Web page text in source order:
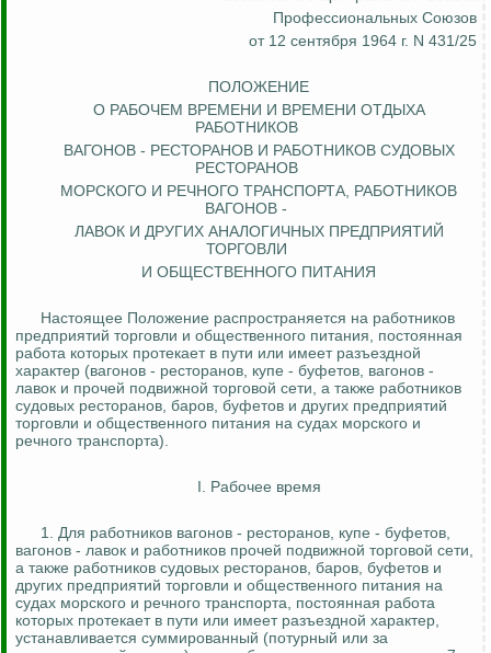
Профессиональных Союзов
от 12 сентября 1964 г. N 431/25
ПОЛОЖЕНИЕ
О РАБОЧЕМ ВРЕМЕНИ И ВРЕМЕНИ ОТДЫХА
РАБОТНИКОВ
ВАГОНОВ - РЕСТОРАНОВ И РАБОТНИКОВ СУДОВЫХ
РЕСТОРАНОВ
МОРСКОГО И РЕЧНОГО ТРАНСПОРТА, РАБОТНИКОВ
ВАГОНОВ -
ЛАВОК И ДРУГИХ АНАЛОГИЧНЫХ ПРЕДПРИЯТИЙ
ТОРГОВЛИ
И ОБЩЕСТВЕННОГО ПИТАНИЯ
Настоящее Положение распространяется на работников
предприятий торговли и общественного питания, постоянная
работа которых протекает в пути или имеет разъездной
характер (вагонов - ресторанов, купе - буфетов, вагонов -
лавок и прочей подвижной торговой сети, а также работников
судовых ресторанов, баров, буфетов и других предприятий
торговли и общественного питания на судах морского и
речного транспорта).
I. Рабочее время
1. Для работников вагонов - ресторанов, купе - буфетов,
вагонов - лавок и работников прочей подвижной торговой сети,
а также работников судовых ресторанов, баров, буфетов и
других предприятий торговли и общественного питания на
судах морского и речного транспорта, постоянная работа
которых протекает в пути или имеет разъездной характер,
устанавливается суммированный (потурный или за